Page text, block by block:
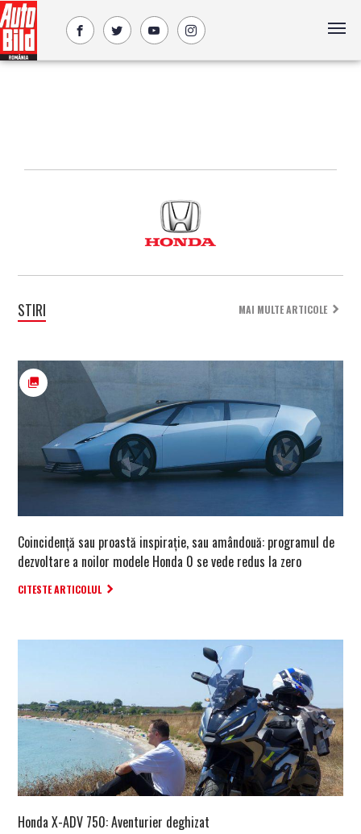
STIRI MAI MULTE ARTICOLE
Coincidență sau proastă inspirație, sau amândouă: programul de
dezvoltare a noilor modele Honda 0 se vede redus la zero
CITESTE ARTICOLUL
Honda X-ADV 750: Aventurier deghizat